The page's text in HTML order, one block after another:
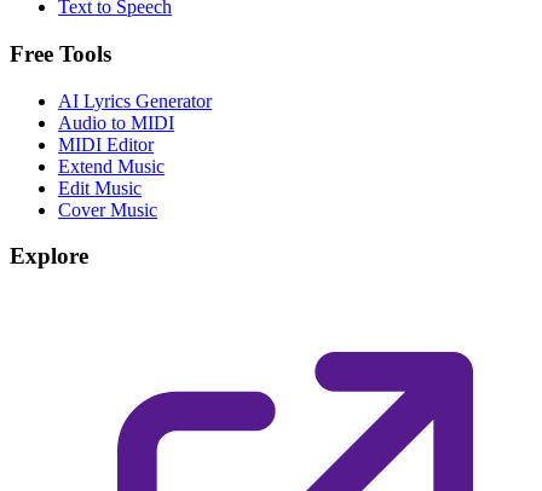
Text to Speech
Free Tools
AI Lyrics Generator
Audio to MIDI
MIDI Editor
Extend Music
Edit Music
Cover Music
Explore